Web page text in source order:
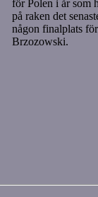
för Polen i år som
på raken det
någon finalplats
Brzozowski.